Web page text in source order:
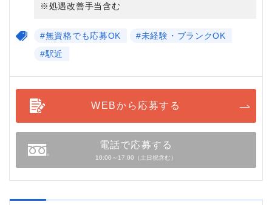
※処遇改善手当含む
#無資格でも応募OK
#未経験・ブランクOK
#駅近
WEBから応募する
電話で応募する
10:00～17:00（土日祝含む）